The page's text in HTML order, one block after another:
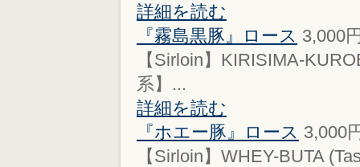
詳細を読む
『霧島黒豚』ロース 3,000
【Sirloin】KIRISIMA-
系】...
詳細を読む
『ホエー豚』ロース 3,000
【Sirloin】WHEY-BUTA